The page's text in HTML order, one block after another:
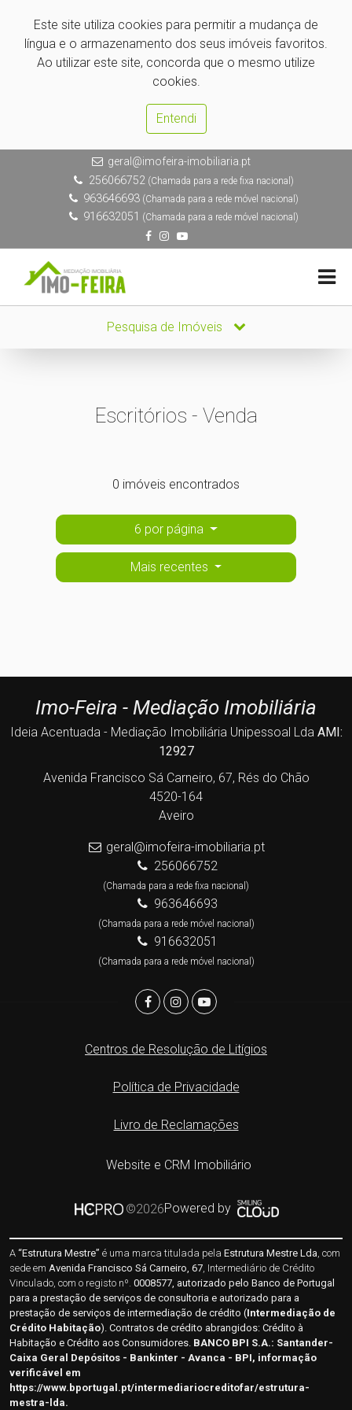
Este site utiliza cookies para permitir a mudança de
língua e o armazenamento dos seus imóveis favoritos.
Ao utilizar este site, concorda que o mesmo utilize
cookies.
Entendi
geral@imofeira-imobiliaria.pt
256066752(Chamada para a rede fixa nacional)
963646693 (Chamada para a rede móvel nacional)
916632051 (Chamada para a rede móvel nacional)
Pesquisa de Imóveis
Escritórios - Venda
0 imóveis encontrados
6 por página
Mais recentes
Imo-Feira - Mediação Imobiliária
Ideia Acentuada - Mediação Imobiliária Unipessoal Lda AMI:
12927
Avenida Francisco Sá Carneiro, 67, Rés do Chão
4520-164
Aveiro
geral@imofeira-imobiliaria.pt
256066752
(Chamada para a rede fixa nacional)
963646693
(Chamada para a rede móvel nacional)
916632051
(Chamada para a rede móvel nacional)
Centros de Resolução de Litígios
Política de Privacidade
Livro de Reclamações
Website e CRM Imobiliário
©2026Powered by
A “Estrutura Mestre” é uma marca titulada pela Estrutura Mestre Lda, com
sede em Avenida Francisco Sá Carneiro, 67, Intermediário de Crédito
Vinculado, com o registo nº. 0008577, autorizado pelo Banco de Portugal
para a prestação de serviços de consultoria e autorizado para a
prestação de serviços de intermediação de crédito (Intermediação de
Crédito Habitação). Contratos de crédito abrangidos: Crédito à
Habitação e Crédito aos Consumidores. BANCO BPI S.A.: Santander-
Caixa Geral Depósitos - Bankinter - Avanca - BPI, informação
verificável em
https://www.bportugal.pt/intermediariocreditofar/estrutura-
mestra-lda.